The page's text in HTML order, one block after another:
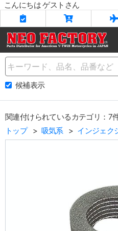
こんにちは ゲストさん
Name
候補表示
関連付けられているカテゴリ：7
トップ
吸気系 インジェク